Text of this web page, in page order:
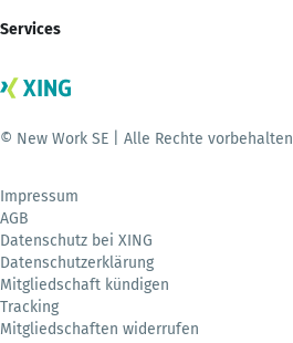
Services
© New Work SE | Alle Rechte vorbehalten
Impressum
AGB
Datenschutz bei XING
Datenschutzerklärung
Mitgliedschaft kündigen
Tracking
Mitgliedschaften widerrufen